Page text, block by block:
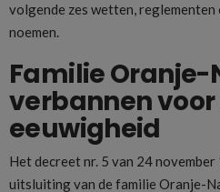
volgende zes wetten,
noemen.
Familie Oranje-
verbannen voor
eeuwigheid
Het decreet nr. 5 van 24
uitsluiting van de familie Oranje-